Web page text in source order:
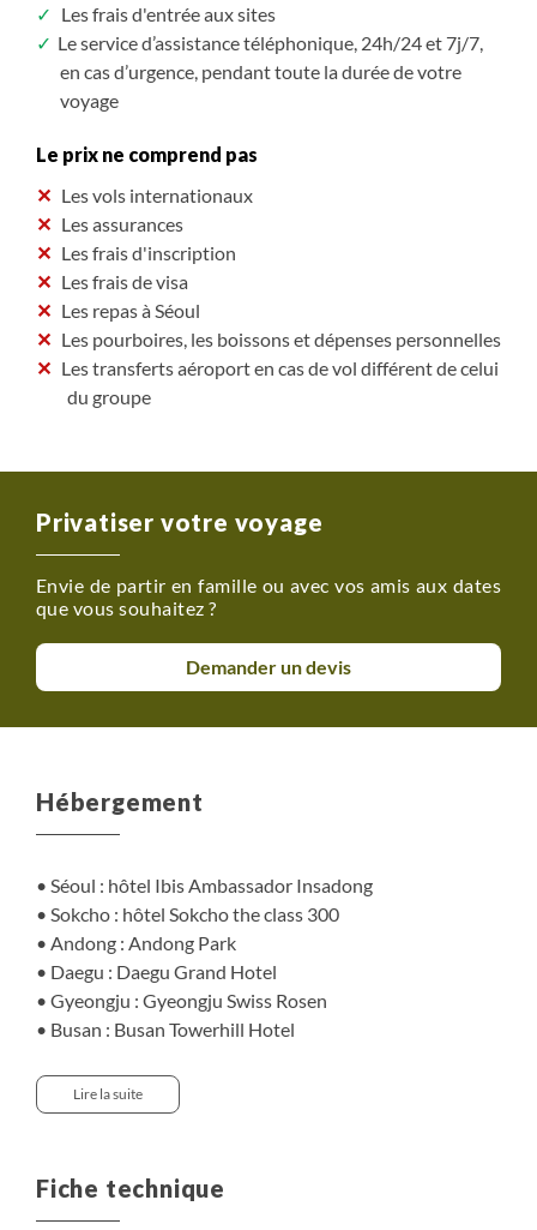
Les frais d'entrée aux sites
Le service d’assistance téléphonique, 24h/24 et 7j/7,
en cas d’urgence, pendant toute la durée de votre
voyage
Le prix ne comprend pas
Les vols internationaux
Les assurances
Les frais d'inscription
Les frais de visa
Les repas à Séoul
Les pourboires, les boissons et dépenses personnelles
Les transferts aéroport en cas de vol différent de celui
du groupe
Privatiser votre voyage
Envie de partir en famille ou avec vos amis aux dates
que vous souhaitez ?
Demander un devis
Hébergement
• Séoul : hôtel Ibis Ambassador Insadong
• Sokcho : hôtel Sokcho the class 300
• Andong : Andong Park
• Daegu : Daegu Grand Hotel
• Gyeongju : Gyeongju Swiss Rosen
• Busan : Busan Towerhill Hotel
• Gwangju : hôtel Gwangju Madrid
Le dîner (strictement végétarien, simple et à base de
Lire la suite
Fiche technique